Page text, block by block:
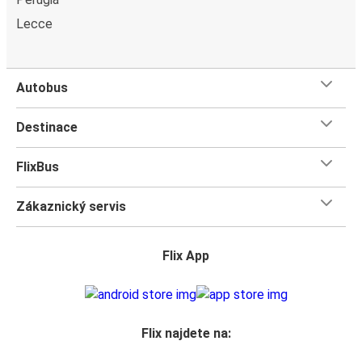
Lecce
Autobus
Destinace
FlixBus
Zákaznický servis
Flix App
Flix najdete na: